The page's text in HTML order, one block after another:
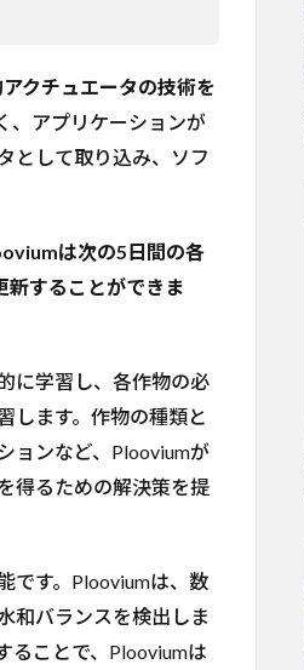
クチュエータの技術を
、アプリケーションが
として取り込み、ソフ
は次の5日間の各
新することができま
に学習し、各作物の必
します。作物の種類と
ョンなど、Plooviumが
得るための解決策を提
です。Plooviumは、数
和バランスを検出しま
ることで、Plooviumは